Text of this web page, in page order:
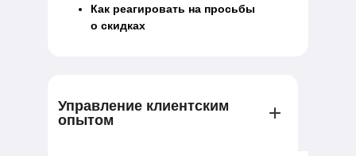
Как реагировать на просьбы
о скидках
Управление клиентским
опытом